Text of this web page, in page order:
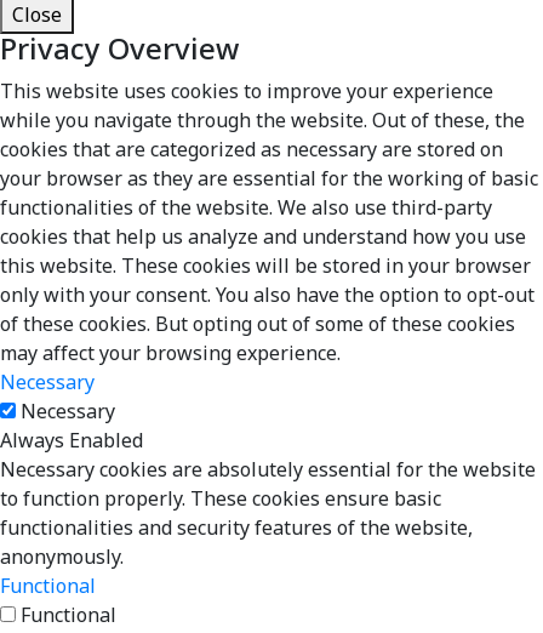
Close
Privacy Overview
This website uses cookies to improve your experience
while you navigate through the website. Out of these, the
cookies that are categorized as necessary are stored on
your browser as they are essential for the working of basic
functionalities of the website. We also use third-party
cookies that help us analyze and understand how you use
this website. These cookies will be stored in your browser
only with your consent. You also have the option to opt-out
of these cookies. But opting out of some of these cookies
may affect your browsing experience.
Necessary
Necessary
Always Enabled
Necessary cookies are absolutely essential for the website
to function properly. These cookies ensure basic
functionalities and security features of the website,
anonymously.
Functional
Functional